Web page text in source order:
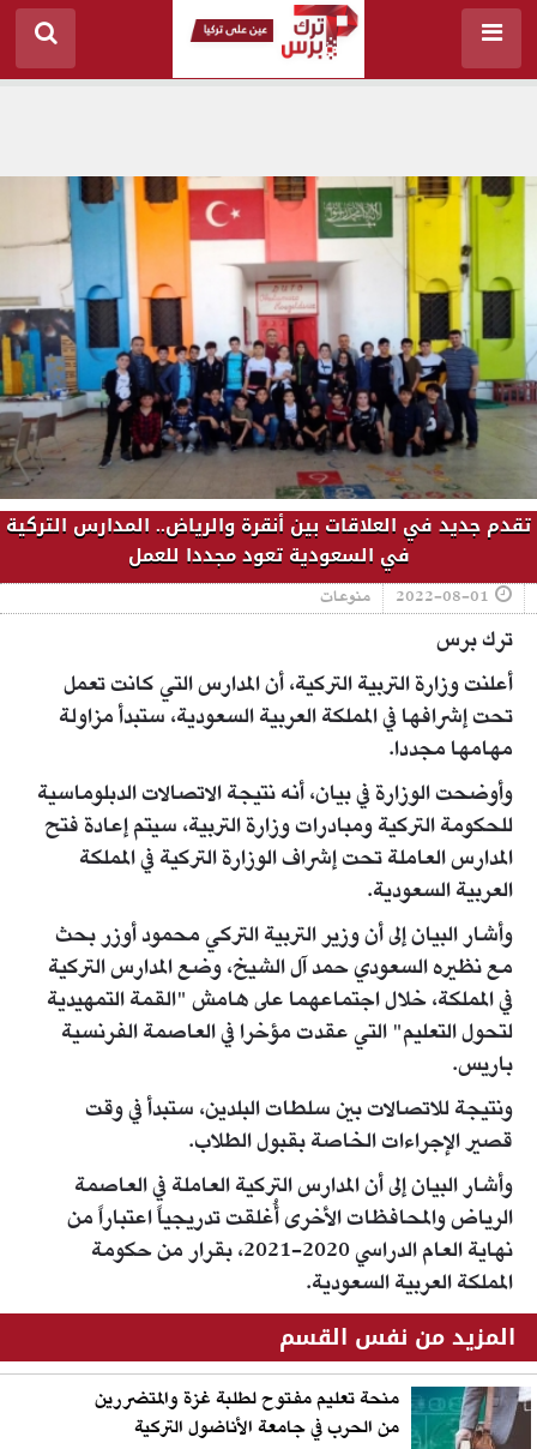
تقدم جديد في العلاقات بين أنقرة والرياض.. المدارس التركية
في السعودية تعود مجددا للعمل
2022-08-01 منوعات
ترك برس
أعلنت وزارة التربية التركية، أن المدارس التي كانت تعمل
تحت إشرافها في المملكة العربية السعودية، ستبدأ مزاولة
مهامها مجددا.
وأوضحت الوزارة في بيان، أنه نتيجة الاتصالات الدبلوماسية
للحكومة التركية ومبادرات وزارة التربية، سيتم إعادة فتح
المدارس العاملة تحت إشراف الوزارة التركية في المملكة
العربية السعودية.
وأشار البيان إلى أن وزير التربية التركي محمود أوزر بحث
مع نظيره السعودي حمد آل الشيخ، وضع المدارس التركية
في المملكة، خلال اجتماعهما على هامش "القمة التمهيدية
لتحول التعليم" التي عقدت مؤخرا في العاصمة الفرنسية
باريس.
ونتيجة للاتصالات بين سلطات البلدين، ستبدأ في وقت
قصير الإجراءات الخاصة بقبول الطلاب.
وأشار البيان إلى أن المدارس التركية العاملة في العاصمة
الرياض والمحافظات الأخرى أُغلقت تدريجياً اعتباراً من
نهاية العام الدراسي 2020-2021، بقرار من حكومة
المملكة العربية السعودية.
المزيد من نفس القسم
منحة تعليم مفتوح لطلبة غزة والمتضررين
من الحرب في جامعة الأناضول التركية